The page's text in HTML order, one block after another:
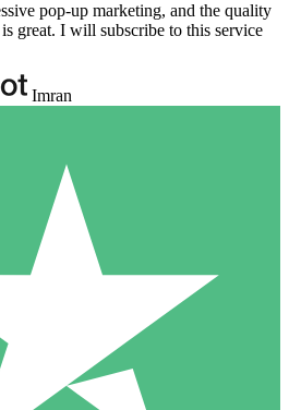
pop-up marketing, and the quality
great. I will subscribe to this service
Imran